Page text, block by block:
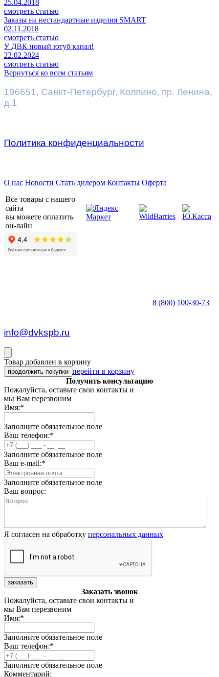
25.04.2018
смотреть статью
Заказы на нестандартные изделия SMART
02.11.2018
смотреть статью
У ДВК новый ютуб канал!
22.02.2024
смотреть статью
Вернуться ко всем статьям
196651, Санкт-Петербург, Колпино, пр. Ленина,
д.1
Политика конфиденциальности
О нас Новости Стать дилером Контакты Оферта
Все товары с нашего
сайта
вы можете оплатить
он-лайн
8 (800) 100-30-73
info@dvkspb.ru
Товар добавлен в корзину
продолжить покупки перейти в корзину
Получить консультацию
Пожалуйста, оставьте свои контакты и
мы Вам перезвоним
Имя:*
Заполните обязательное поле
Ваш телефон:*
Заполните обязательное поле
Ваш e-mail:*
Заполните обязательное поле
Ваш вопрос:
Я согласен на обработку персональных данных
заказать
Заказать звонок
Пожалуйста, оставьте свои контакты и
мы Вам перезвоним
Имя:*
Заполните обязательное поле
Ваш телефон:*
Заполните обязательное поле
Комментарий: